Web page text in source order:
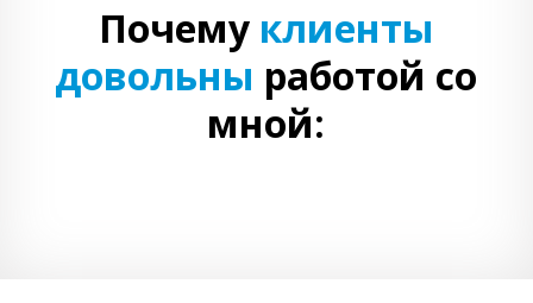
Почему клиенты
довольны работой со
мной: